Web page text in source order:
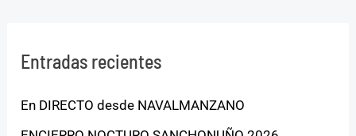
Entradas recientes
En DIRECTO desde NAVALMANZANO